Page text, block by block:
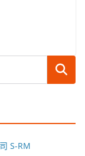
搜尋
S-RM